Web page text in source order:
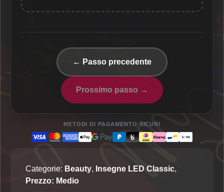
← Passo precedente
Prossimo passo →
METODI DI PAGAMENTO SICURI
Categorie: Beauty, Insegne LED Classic,
Prezzo: Medio